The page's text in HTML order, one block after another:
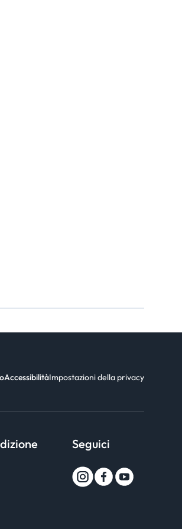
AccessibilitàImpostazioni della privacy
Seguici